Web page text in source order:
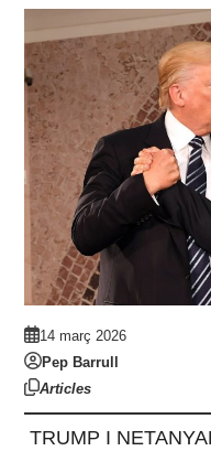
14 març 2026
Pep Barrull
Articles
TRUMP I